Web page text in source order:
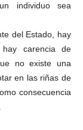
individuo sea
del Estado, hay
hay carencia de
no existe una
en las riñas de
consecuencia